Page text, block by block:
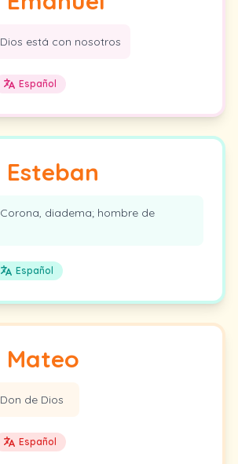
Dios está con nosotros
Español
Esteban
Corona, diadema; hombre de
Español
Mateo
Don de Dios
Español